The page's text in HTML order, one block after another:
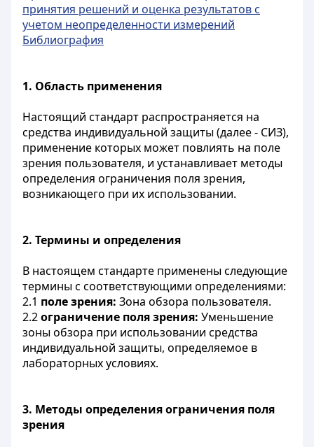
принятия решений и оценка результатов с
учетом неопределенности измерений
Библиография
1. Область применения
Настоящий стандарт распространяется на
средства индивидуальной защиты (далее - СИЗ),
применение которых может повлиять на поле
зрения пользователя, и устанавливает методы
определения ограничения поля зрения,
возникающего при их использовании.
2. Термины и определения
В настоящем стандарте применены следующие
термины с соответствующими определениями:
2.1 поле зрения: Зона обзора пользователя.
2.2ограничение поля зрения: Уменьшение
зоны обзора при использовании средства
индивидуальной защиты, определяемое в
лабораторных условиях.
3. Методы определения ограничения поля
зрения